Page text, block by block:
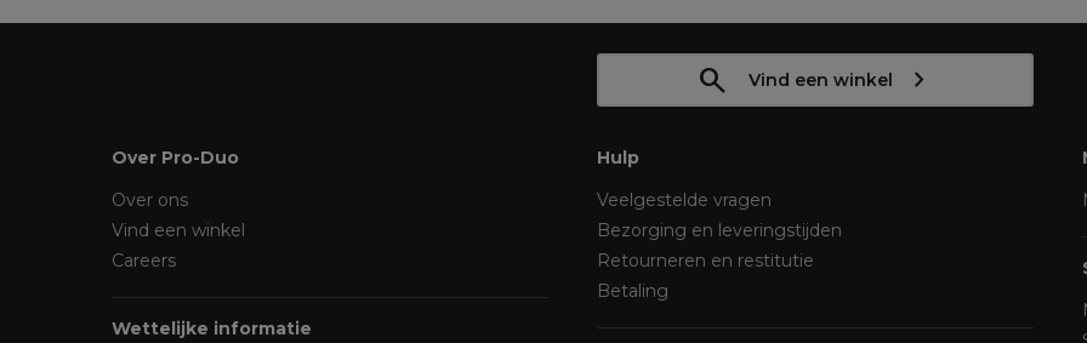
Vind een winkel
Over Pro-Duo
Over ons
Vind een winkel
Careers
Wettelijke informatie
Hulp
Veelgestelde vragen
Bezorging en leveringstijden
Retourneren en restitutie
Betaling